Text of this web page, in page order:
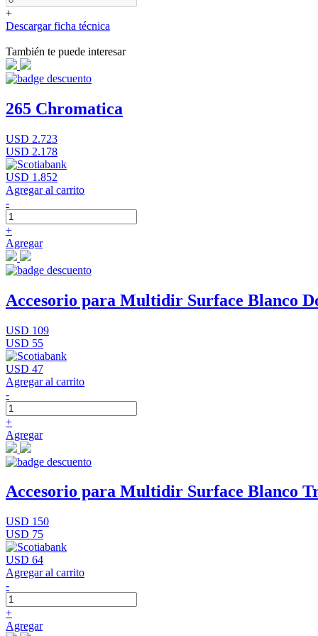
+
Descargar ficha técnica
También te puede interesar
265 Chromatica
USD 2.723
USD 2.178
USD 1.852
Agregar al carrito
-
+
Agregar
Accesorio para Multidir Surface Blanco
USD 109
USD 55
USD 47
Agregar al carrito
-
+
Agregar
Accesorio para Multidir Surface Blanco
USD 150
USD 75
USD 64
Agregar al carrito
-
+
Agregar